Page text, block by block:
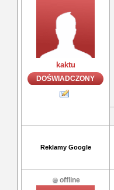
kaktu
DOŚWIADCZONY
Reklamy Google
offline